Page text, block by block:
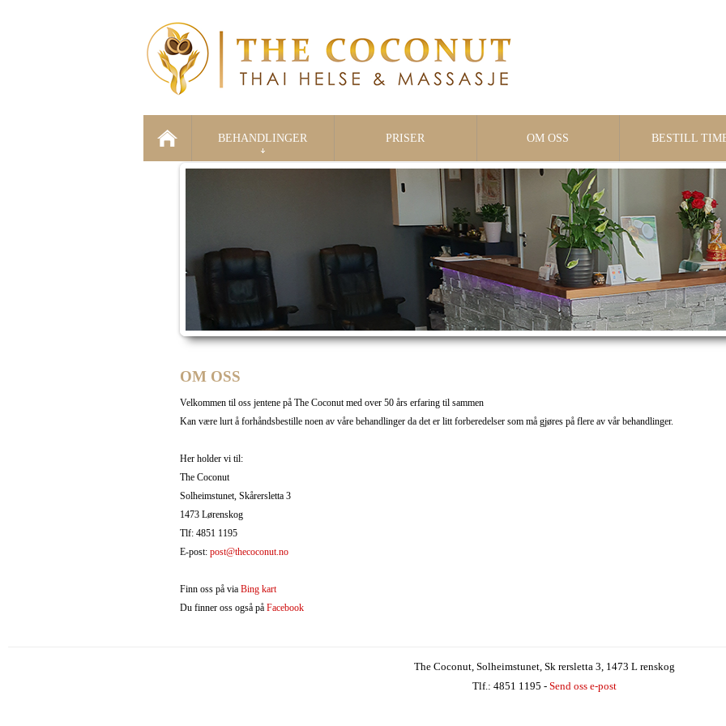
BEHANDLINGER PRISER OM OSS BESTILL
OM OSS
Velkommen til oss jentene på The Coconut med over 50 års erfaring til sammen
Kan være lurt å forhåndsbestille noen av våre behandlinger da det er litt forberedelser som må gjøres på flere av vår behandlinger.
Her holder vi til:
The Coconut
Solheimstunet, Skårersletta 3
1473 Lørenskog
Tlf: 4851 1195
E-post: post@thecoconut.no
Finn oss på via Bing kart
Du finner oss også på Facebook
The Coconut , Solheimstunet, Sk rersletta 3, 1473 L renskog
Tlf.: 4851 1195 - Send oss e-post